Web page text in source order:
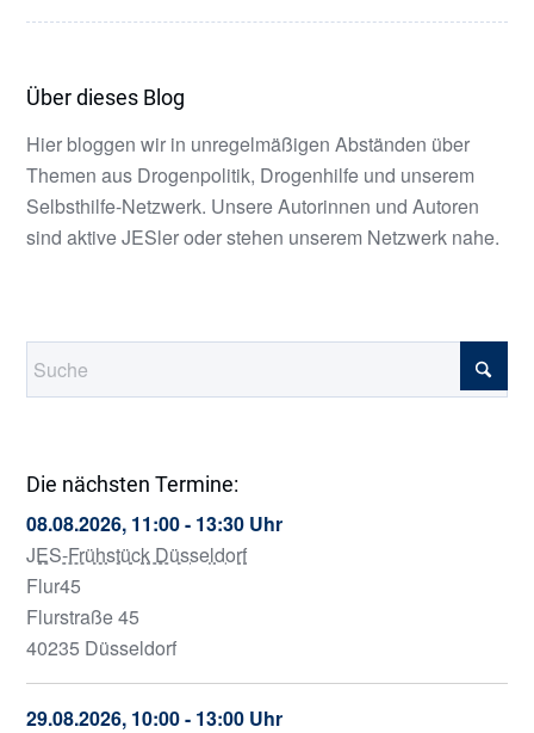
Über dieses Blog
Hier bloggen wir in unregelmäßigen Abständen über
Themen aus Drogenpolitik, Drogenhilfe und unserem
Selbsthilfe-Netzwerk. Unsere Autorinnen und Autoren
sind aktive JESler oder stehen unserem Netzwerk nahe.
Die nächsten Termine:
08.08.2026, 11:00 - 13:30 Uhr
JES-Frühstück Düsseldorf
Flur45
Flurstraße 45
40235 Düsseldorf
29.08.2026, 10:00 - 13:00 Uhr